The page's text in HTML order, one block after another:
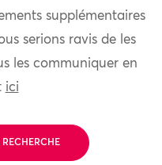
supplémentaires
serions ravis de les
les communiquer en
ici